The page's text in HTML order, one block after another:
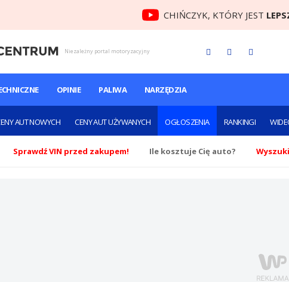
CHIŃCZYK, KTÓRY JEST
Niezależny portal motoryzacyjny
AUT NOWYCH CENY AUT UŻYWANYCH OGŁOSZENIA RANKINGI
OPINIE PALIWA NARZĘDZIA
Sprawdź VIN przed zakupem! Ile kosztuje Cię auto?